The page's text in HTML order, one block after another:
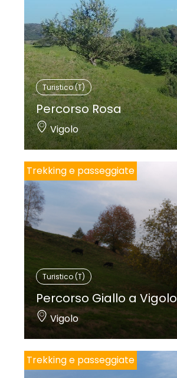
Turistico (T)
Percorso Rosa
Vigolo
Trekking e passeggiate
Turistico (T)
Percorso Giallo a Vigolo
Vigolo
Trekking e passeggiate